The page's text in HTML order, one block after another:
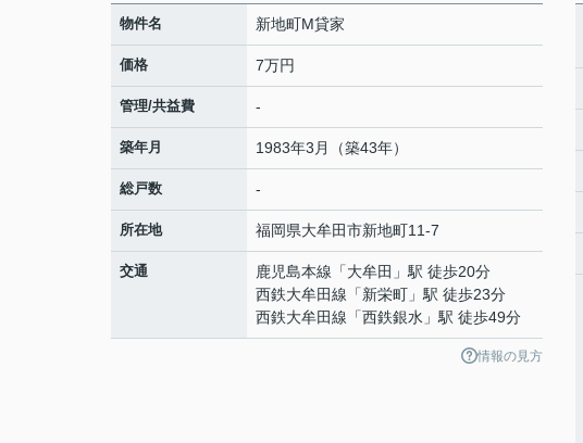
物件名 新地町M貸家
価格 7万円
管理/共益費 -
築年月 1983年3月（築43年）
総戸数 -
所在地 福岡県大牟田市新地町11-7
交通 鹿児島本線 「大牟田 」駅 徒歩20分
西鉄大牟田線 「新栄町 」駅 徒歩23分
西鉄大牟田線 「西鉄銀水 」駅 徒歩49分
情報の見方